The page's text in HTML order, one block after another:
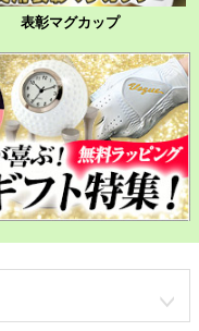
表彰マグカップ